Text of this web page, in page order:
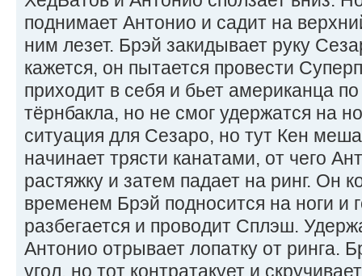
поднимает Антонио и садит на
ним лезет. Брэй закидывает руку
кажется, он пытается провести
приходит в себя и бьет американца
тёрнбакла, но не смог удержатся на
ситуация для Сезаро, но тут Кен
начинает трясти канатами, от чего
растяжку и затем падает на ринг. Он
временем Брэй подносится на ноги и
разбегается и проводит Сплэш.
Антонио отрывает лопатку от ринга.
угол, но тот контратакует и